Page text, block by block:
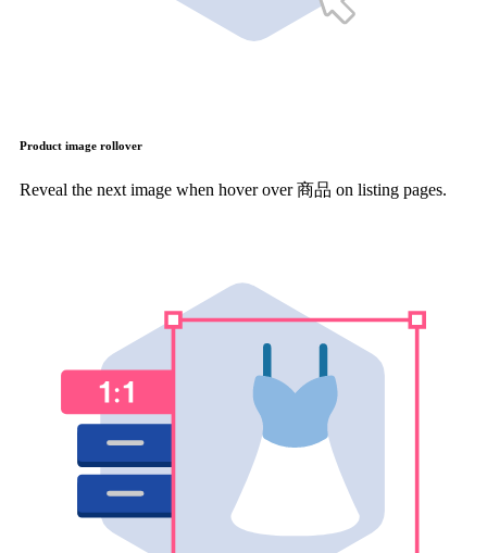
Product image rollover
Reveal the next image when hover over 商品 on listing pages.